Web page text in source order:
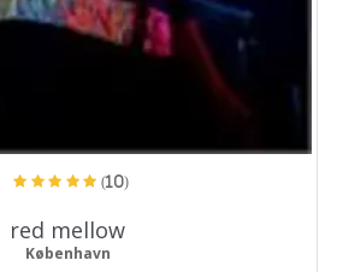
(10)
red mellow
København